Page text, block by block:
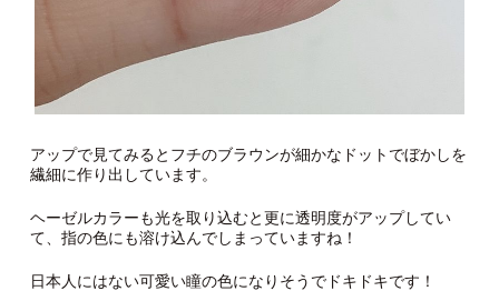
アップで見てみるとフチのブラウンが細かなドットでぼかしを
繊細に作り出しています。
ヘーゼルカラーも光を取り込むと更に透明度がアップしてい
て、指の色にも溶け込んでしまっていますね！
日本人にはない可愛い瞳の色になりそうでドキドキです！